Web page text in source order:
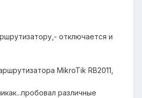
отключается и
MikroTik RB2011,
различные